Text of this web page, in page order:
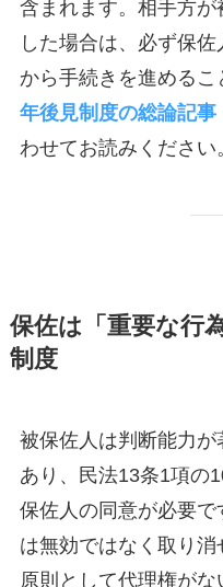
含まれます。相手方
した場合は、必ず保
から手続きを進めるこ
年後見制度の総論記事
わせてお読みください
保佐は「重要な行
制度
被保佐人は判断能力
あり、民法13条1項の
保佐人の同意が必要
は無効ではなく取り
原則として代理権が